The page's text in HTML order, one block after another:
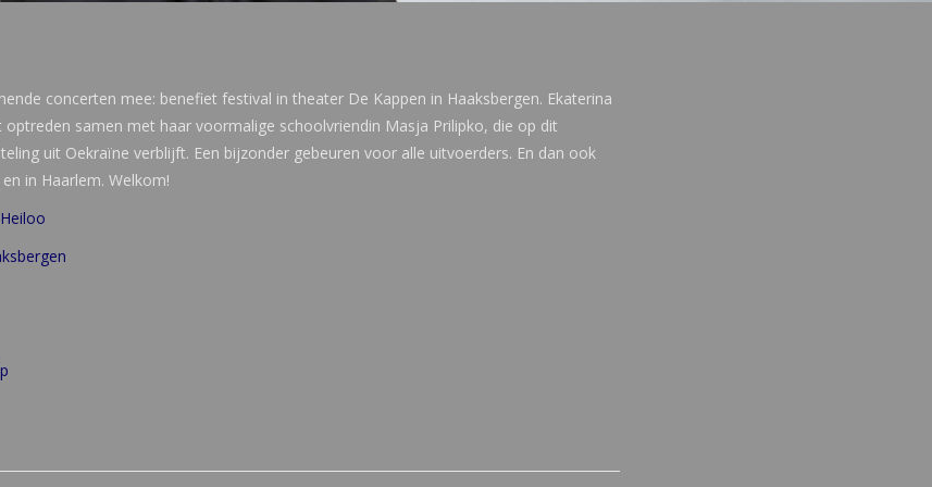
concerten mee: benefiet festival in theater De Kappen in Haaksbergen. Ekaterina
samen met haar voormalige schoolvriendin Masja Prilipko, die op dit
uit Oekraïne verblijft. Een bijzonder gebeuren voor alle uitvoerders. En dan ook
in Haarlem. Welkom!